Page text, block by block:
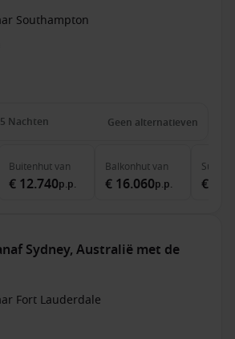
Southampton
Nachten Geen alternatieven
Buitenhutvan
€ 12.740p.p.
Balkonhutvan
€ 16.060p.p.
Suite
€
Sydney, Australië met de
Fort Lauderdale